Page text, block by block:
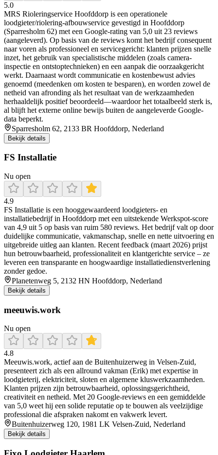
5.0
MRS Rioleringservice Hoofddorp is een operationele
loodgieter/riolering-afbouwservice gevestigd in Hoofddorp
(Sparresholm 62) met een Google-rating van 5,0 uit 23 reviews
(aangeleverd). Op basis van de reviews komt het bedrijf consequent
naar voren als professioneel en servicegericht: klanten prijzen snelle
inzet, het gebruik van specialistische middelen (zoals camera-
inspectie en ontstoptechnieken) en een aanpak die oorzaakgericht
werkt. Daarnaast wordt communicatie en kostenbewust advies
genoemd (meedenken om kosten te besparen), en worden zowel de
netheid van afronding als het resultaat van de werkzaamheden
herhaaldelijk positief beoordeeld—waardoor het totaalbeeld sterk is,
al blijft het externe online bewijs buiten de aangeleverde Google-
data beperkt.
Sparresholm 62, 2133 BR Hoofddorp, Nederland
Bekijk details
FS Installatie
Nu open
4.9
FS Installatie is een hooggewaardeerd loodgieters- en
installatiebedrijf in Hoofddorp met een uitstekende Werkspot-score
van 4,9 uit 5 op basis van ruim 580 reviews. Het bedrijf valt op door
duidelijke communicatie, vakmanschap, snelle en nette uitvoering en
uitgebreide uitleg aan klanten. Recent feedback (maart 2026) prijst
hun betrouwbaarheid, professionaliteit en klantgerichte service – ze
leveren een transparante en hoogwaardige installatiedienstverlening
zonder gedoe.
Planetenweg 5, 2132 HN Hoofddorp, Nederland
Bekijk details
meeuwis.work
Nu open
4.8
Meeuwis.work, actief aan de Buitenhuizerweg in Velsen‑Zuid,
presenteert zich als een allround vakman (Erik) met expertise in
loodgieterij, elektriciteit, sloten en algemene kluswerkzaamheden.
Klanten prijzen zijn betrouwbaarheid, oplossingsgerichtheid,
creativiteit en netheid. Met 20 Google‑reviews en een gemiddelde
van 5,0 weet hij een solide reputatie op te bouwen als veelzijdige
professional die afspraken nakomt en vakwerk levert.
Buitenhuizerweg 120, 1981 LK Velsen-Zuid, Nederland
Bekijk details